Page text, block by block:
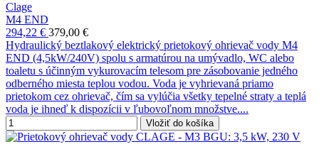
Clage
M4 END
294,22 € 379,00 €
Hydraulický beztlakový elektrický prietokový ohrievač vody M4
END (4,5kW/240V) spolu s armatúrou na umývadlo, WC alebo
toaletu s účinným vykurovacím telesom pre zásobovanie jedného
odberného miesta teplou vodou. Voda je vyhrievaná priamo
prietokom cez ohrievač, čím sa vylúčia všetky tepelné straty a teplá
voda je ihneď k dispozícii v ľubovoľnom množstve....
Vložiť do košíka